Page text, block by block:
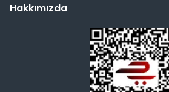
Hakkımızda